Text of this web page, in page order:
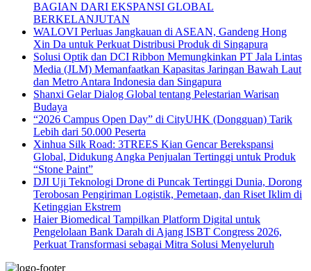
BAGIAN DARI EKSPANSI GLOBAL
BERKELANJUTAN
WALOVI Perluas Jangkauan di ASEAN, Gandeng Hong
Xin Da untuk Perkuat Distribusi Produk di Singapura
Solusi Optik dan DCI Ribbon Memungkinkan PT Jala Lintas
Media (JLM) Memanfaatkan Kapasitas Jaringan Bawah Laut
dan Metro Antara Indonesia dan Singapura
Shanxi Gelar Dialog Global tentang Pelestarian Warisan
Budaya
“2026 Campus Open Day” di CityUHK (Dongguan) Tarik
Lebih dari 50.000 Peserta
Xinhua Silk Road: 3TREES Kian Gencar Berekspansi
Global, Didukung Angka Penjualan Tertinggi untuk Produk
“Stone Paint”
DJI Uji Teknologi Drone di Puncak Tertinggi Dunia, Dorong
Terobosan Pengiriman Logistik, Pemetaan, dan Riset Iklim di
Ketinggian Ekstrem
Haier Biomedical Tampilkan Platform Digital untuk
Pengelolaan Bank Darah di Ajang ISBT Congress 2026,
Perkuat Transformasi sebagai Mitra Solusi Menyeluruh